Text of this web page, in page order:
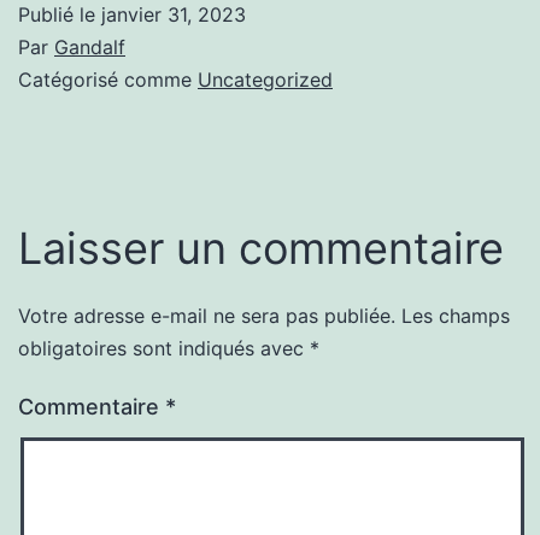
Publié le janvier 31, 2023
Par Gandalf
Catégorisé comme Uncategorized
Laisser un commentaire
Votre adresse e-mail ne sera pas publiée. Les champs
obligatoires sont indiqués avec *
Commentaire *